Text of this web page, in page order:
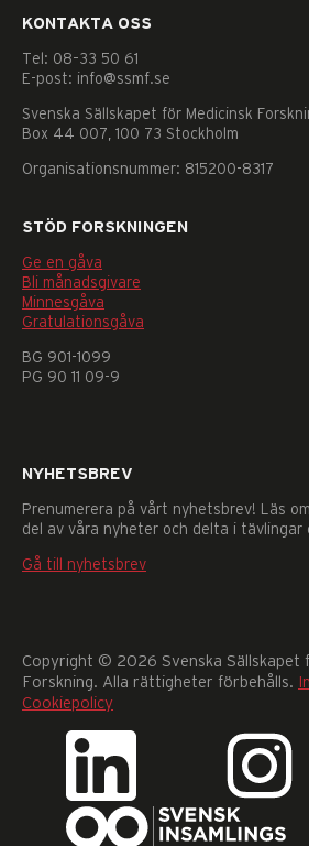
KONTAKTA OSS
Tel: 08–33 50 61
E-post: info@ssmf.se
Svenska Sällskapet för Medicinsk
Box 44 007, 100 73 Stockholm
Organisationsnummer: 815200-8317
STÖD FORSKNINGEN
Ge en gåva
Bli månadsgivare
Minnesgåva
Gratulationsgåva
BG 901-1099
PG 90 11 09-9
NYHETSBREV
Prenumerera på vårt nyhetsbrev! Läs
del av våra nyheter och delta i tävlingar
Gå till nyhetsbrev
Copyright © 2026 Svenska Sällskapet
Forskning. Alla rättigheter förbehålls.
Cookiepolicy
Nödvändiga
Dessa
kakor
går
De
behövs
för
hemsidan
ska
fungera.
Statistik
kunna
förbättra